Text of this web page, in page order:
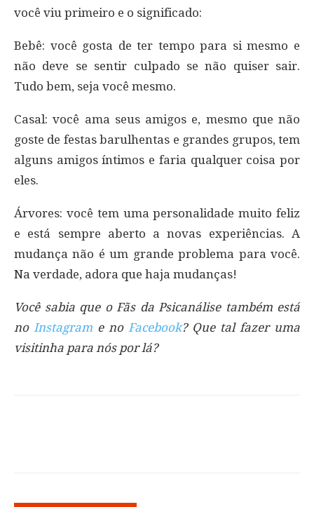
você viu primeiro e o significado:
Bebê: você gosta de ter tempo para si mesmo e
não deve se sentir culpado se não quiser sair.
Tudo bem, seja você mesmo.
Casal: você ama seus amigos e, mesmo que não
goste de festas barulhentas e grandes grupos, tem
alguns amigos íntimos e faria qualquer coisa por
eles.
Árvores: você tem uma personalidade muito feliz
e está sempre aberto a novas experiências. A
mudança não é um grande problema para você.
Na verdade, adora que haja mudanças!
Você sabia que o Fãs da Psicanálise também está
no Instagrame no Facebook? Que tal fazer uma
visitinha para nós por lá?